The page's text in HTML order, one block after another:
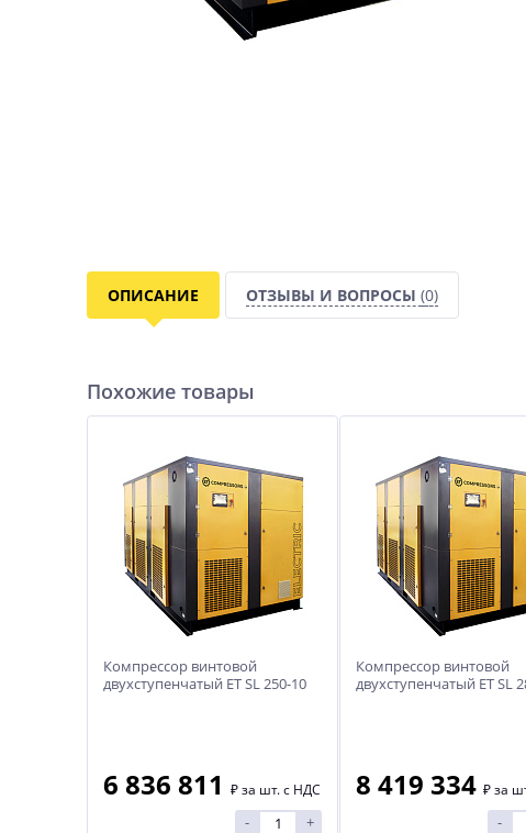
ОПИСАНИЕ ОТЗЫВЫ И ВОПРОСЫ (0)
Похожие товары
Компрессор винтовой
двухступенчатый ET SL
8 419 334 ₽за
-
Компрессор винтовой
двухступенчатый ET SL 250-10
6 836 811 ₽за шт. с НДС
- +